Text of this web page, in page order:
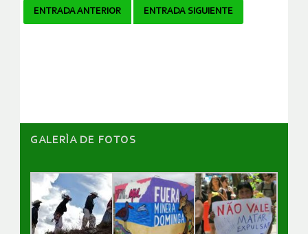
Navegador
ENTRADA ANTERIOR ENTRADA SIGUIENTE
GALERÌA DE FOTOS